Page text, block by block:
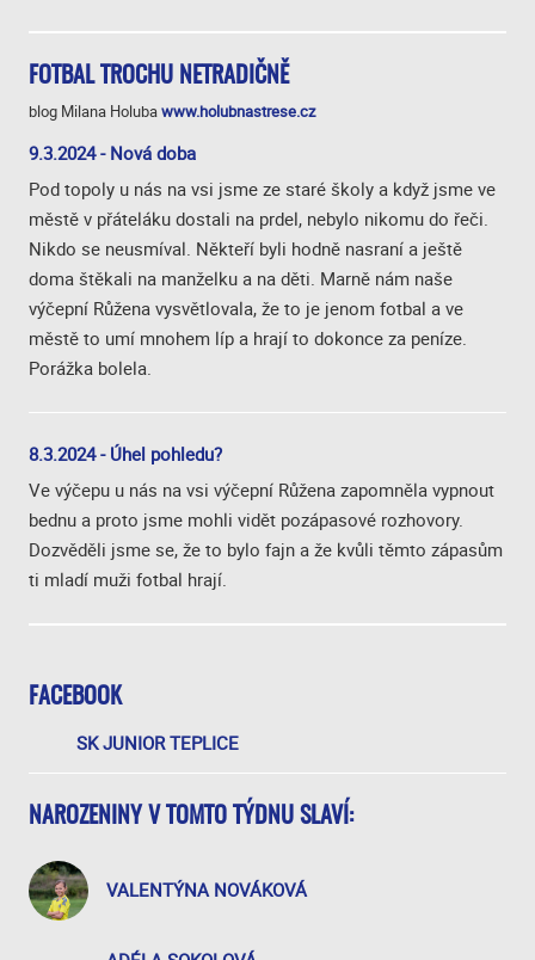
FACEBOOK
SK JUNIOR TEPLICE
NAROZENINY V TOMTO TÝDNU SLAVÍ:
VALENTÝNA NOVÁKOVÁ
FOTBAL TROCHU NETRADIČNĚ
blog Milana Holubawww.holubnastrese.cz
9.3.2024 - Nová doba
Pod topoly u nás na vsi jsme ze staré školy a když jsme ve
městě v přáteláku dostali na prdel, nebylo nikomu do řeči.
Nikdo se neusmíval. Někteří byli hodně nasraní a ještě
doma štěkali na manželku a na děti. Marně nám naše
výčepní Růžena vysvětlovala, že to je jenom fotbal a ve
městě to umí mnohem líp a hrají to dokonce za peníze.
Porážka bolela.
8.3.2024 - Úhel pohledu?
Ve výčepu u nás na vsi výčepní Růžena zapomněla vypnout
bednu a proto jsme mohli vidět pozápasové rozhovory.
Dozvěděli jsme se, že to bylo fajn a že kvůli těmto zápasům
ti mladí muži fotbal hrají.